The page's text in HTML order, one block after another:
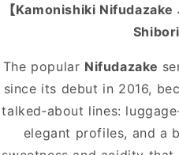
【Kamonishiki Nifudazake
The popular Nifudazake
since its debut in 2016,
talked‑about lines:
elegant profiles, and a